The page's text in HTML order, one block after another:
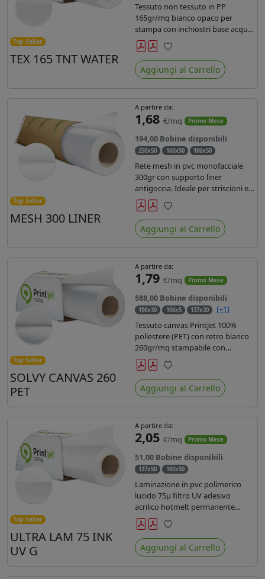
Top Seller
TEX 165 TNT WATER
Tessuto non tessuto in PP
165gr/mq bianco opaco per
stampa con inchiostri base acqua,
latex, uv, ecosolvente. Finitura a
rombi spundbond e coating
superficiale con totale assenza di
peluria. Occhiellabile, non
Preferiti
Aggiungi al Carrello
Top Seller
MESH 300 LINER
A partire da:
1,68 €/mq Promo Mese
194,00 Bobine disponibili
250x50 160x50 106x50
Rete mesh in pvc monofacciale
300gr con supporto liner
antigoccia. Ideale per striscioni e
coperture antivento. Saldabile,
stampabile con inchiostri
solvente, ecosolvente, uv e latex.
Densità fili 1000x1000 , filato 9x13.
Preferiti
Aggiungi al Carrello
Top Seller
SOLVY CANVAS 260
PET
A partire da:
1,79 €/mq Promo Mese
588,00 Bobine disponibili
106x30 106x5 137x30
[+1]
Tessuto canvas Printjet 100%
poliestere (PET) con retro bianco
260gr/mq stampabile con
inchiostri solvente, ecosolvente,
uv e latex.
Preferiti
Aggiungi al Carrello
Top Seller
ULTRA LAM 75 INK
UV G
A partire da:
2,05 €/mq Promo Mese
51,00 Bobine disponibili
137x50 160x50
Laminazione in pvc polimerico
lucido 75µ filtro UV adesivo
acrilico hotmelt permanente
specifico per stampe con
inchiostri UV durata 7 anni indoor
e 5 outdoor. Dotato di certificato
ignifugo Bs1d0.
Preferiti
Aggiungi al Carrello